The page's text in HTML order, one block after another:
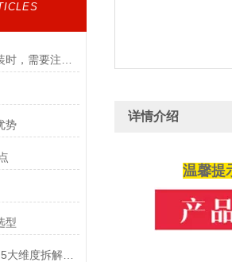
势
型
液下泵 vs 潜水渣浆泵：5大维度拆解密封、散热与选型成本
详情介绍
温馨提